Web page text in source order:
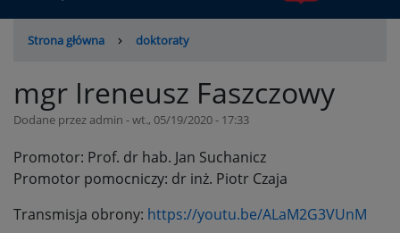
Ścieżka
Strona główna doktoraty
mgr Ireneusz Faszczowy
Dodane przez admin -wt., 05/19/2020 - 17:33
Promotor: Prof. dr hab. Jan Suchanicz
Promotor pomocniczy: dr inż. Piotr Czaja
Transmisja obrony: https://youtu.be/ALaM2G3VUnM